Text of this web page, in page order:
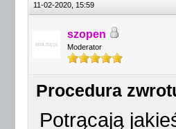
11-02-2020, 15:59
szopen
Moderator
Procedura
Potrącają